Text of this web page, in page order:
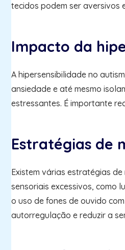
tecidos podem ser aversivos
Impacto da
A hipersensibilidade no
ansiedade e até mesmo
estressantes. É importante
Estratégias de
Existem várias estratégias
sensoriais excessivos, como
o uso de fones de ouvido
autorregulação e reduzir a